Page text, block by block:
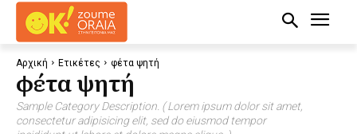
Αρχική Ετικέτες φέτα ψητή
φέτα ψητή
Sample Category Description. ( Lorem ipsum dolor sit amet,
consectetur adipisicing elit, sed do eiusmod tempor